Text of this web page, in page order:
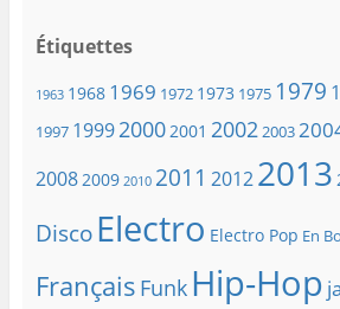
Étiquettes
1963 1968 1969 1972 1973 1975 1979
1997 199920002001 20022003
20082009 2010 2011 20122013
Disco Electro Electro Pop En
Français Funk Hip-Hop